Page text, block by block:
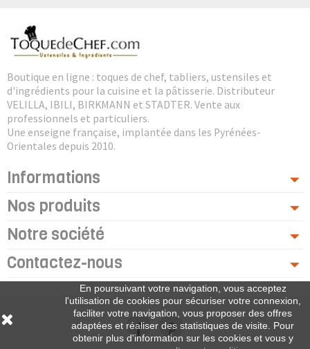
Boutique en ligne : toques de chef, tabliers, ustensiles et
d'ingrédients pour la cuisine et la pâtisserie. Distributeur
VELILLA, IBILI, BIRKMANN et STADTER. Vente aux
professionnels et particuliers.
Une enseigne française, implantée dans les Pyrénées-
Orientales depuis 2010.
Informations
Nos produits
Notre société
Contactez-nous
En poursuivant votre navigation, vous acceptez
l'utilisation de cookies pour sécuriser votre connexion,
faciliter votre navigation, vous proposer des offres
adaptées et réaliser des statistiques de visite. Pour
obtenir plus d'information sur les cookies et vous y